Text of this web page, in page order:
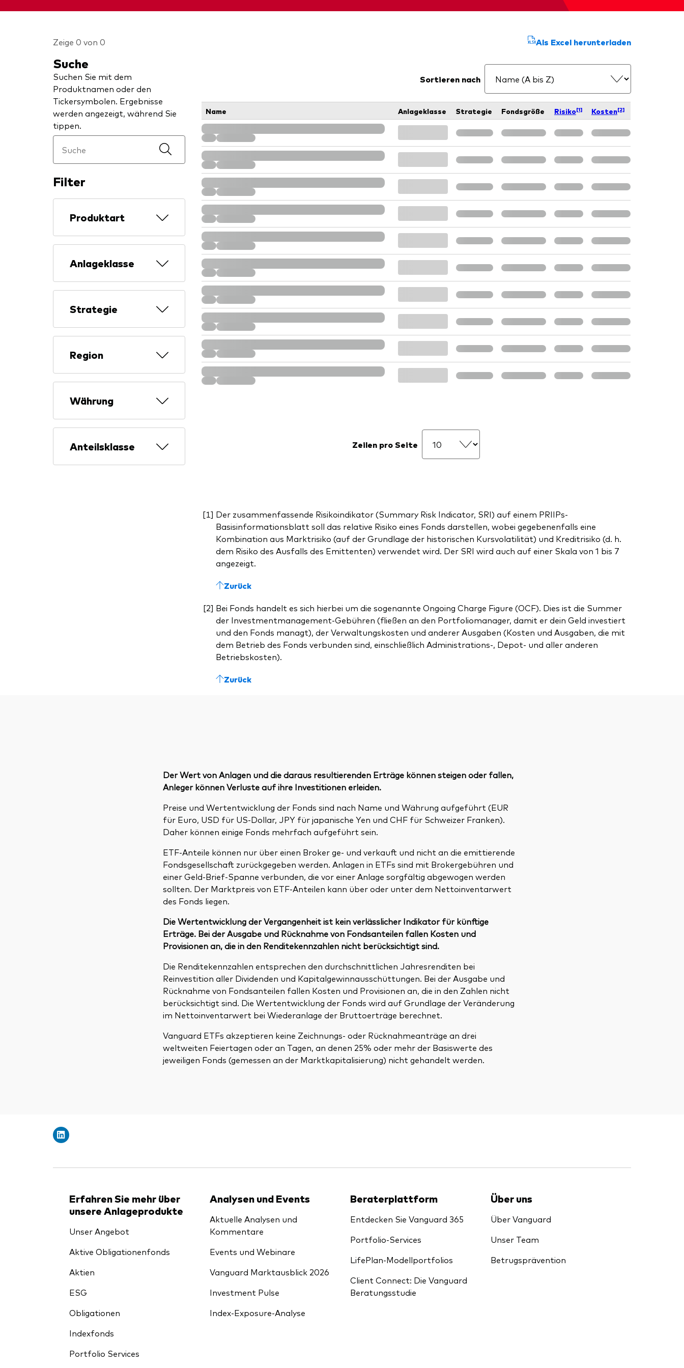
ETFs
Zeige 0 von 0
Suche
Suchen Sie mit dem
Produktnamen oder den
Tickersymbolen. Ergebnisse
werden angezeigt, während Sie
tippen.
Filter
Produktart
Anlageklasse
Strategie
Region
Währung
Anteilsklasse
Als Excel herunterladen
Sortieren nach
Name Anlageklasse Strategie Fondsgröße Risiko[1] Kosten[2]
Zeilen pro Seite
Der zusammenfassende Risikoindikator (Summary Risk Indicator, SRI) auf einem PRIIPs-
Basisinformationsblatt soll das relative Risiko eines Fonds darstellen, wobei gegebenenfalls eine
Kombination aus Marktrisiko (auf der Grundlage der historischen Kursvolatilität) und Kreditrisiko (d. h.
dem Risiko des Ausfalls des Emittenten) verwendet wird. Der SRI wird auch auf einer Skala von 1 bis 7
angezeigt.
Zurück
Bei Fonds handelt es sich hierbei um die sogenannte Ongoing Charge Figure (OCF). Dies ist die Summer
der Investmentmanagement-Gebühren (fließen an den Portfoliomanager, damit er dein Geld investiert
und den Fonds managt), der Verwaltungskosten und anderer Ausgaben (Kosten und Ausgaben, die mit
dem Betrieb des Fonds verbunden sind, einschließlich Administrations-, Depot- und aller anderen
Betriebskosten).
Zurück
Der Wert von Anlagen und die daraus resultierenden Erträge können steigen oder fallen,
Anleger können Verluste auf ihre Investitionen erleiden.
Preise und Wertentwicklung der Fonds sind nach Name und Währung aufgeführt (EUR
für Euro, USD für US-Dollar, JPY für japanische Yen und CHF für Schweizer Franken).
Daher können einige Fonds mehrfach aufgeführt sein.
ETF-Anteile können nur über einen Broker ge- und verkauft und nicht an die emittierende
Fondsgesellschaft zurückgegeben werden. Anlagen in ETFs sind mit Brokergebühren und
einer Geld-Brief-Spanne verbunden, die vor einer Anlage sorgfältig abgewogen werden
sollten. Der Marktpreis von ETF-Anteilen kann über oder unter dem Nettoinventarwert
des Fonds liegen.
Die Wertentwicklung der Vergangenheit ist kein verlässlicher Indikator für künftige
Erträge. Bei der Ausgabe und Rücknahme von Fondsanteilen fallen Kosten und
Provisionen an, die in den Renditekennzahlen nicht berücksichtigt sind.
Die Renditekennzahlen entsprechen den durchschnittlichen Jahresrenditen bei
Reinvestition aller Dividenden und Kapitalgewinnausschüttungen. Bei der Ausgabe und
Rücknahme von Fondsanteilen fallen Kosten und Provisionen an, die in den Zahlen nicht
berücksichtigt sind. Die Wertentwicklung der Fonds wird auf Grundlage der Veränderung
im Nettoinventarwert bei Wiederanlage der Bruttoerträge berechnet.
Vanguard ETFs akzeptieren keine Zeichnungs- oder Rücknahmeanträge an drei
weltweiten Feiertagen oder an Tagen, an denen 25% oder mehr der Basiswerte des
jeweiligen Fonds (gemessen an der Marktkapitalisierung) nicht gehandelt werden.
Erfahren Sie mehr über
unsere Anlageprodukte
Unser Angebot
Aktive Obligationenfonds
Aktien
ESG
Obligationen
Indexfonds
Portfolio Services
Analysen und Events
Aktuelle Analysen und
Kommentare
Events und Webinare
Vanguard Marktausblick 2026
Investment Pulse
Index-Exposure-Analyse
Beraterplattform
Entdecken Sie Vanguard 365
Portfolio-Services
LifePlan-Modellportfolios
Client Connect: Die Vanguard
Beratungsstudie
Über uns
Über Vanguard
Unser Team
Betrugsprävention